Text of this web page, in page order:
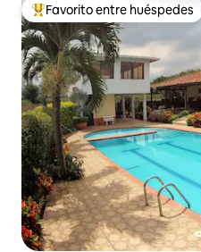
Favorito entre huéspedes
Favorito entre huéspedes